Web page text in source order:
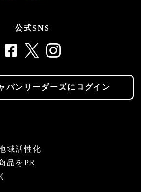
公式SNS
パンリーダーズにログイン
域活性化
品をPR